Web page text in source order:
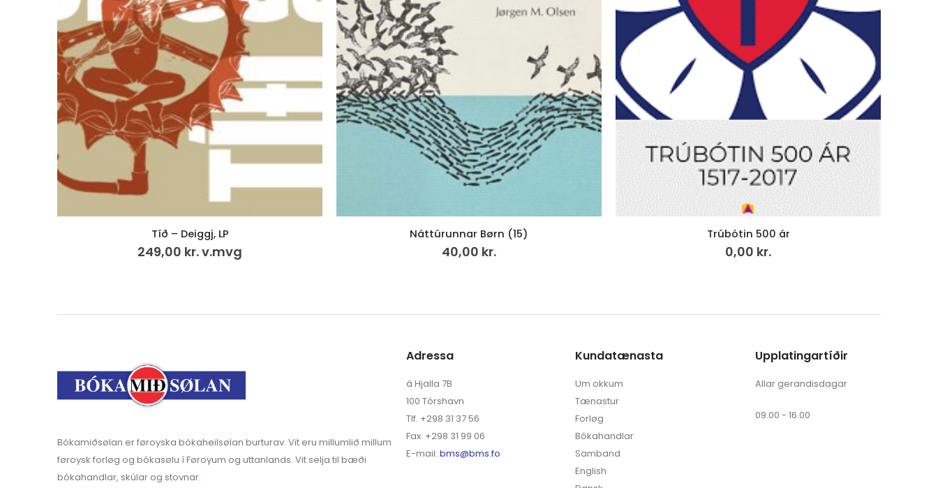
Tíð – Deiggj, LP
249,00 kr.v.mvg
Náttúrunnar Børn (15)
40,00 kr.
Trúbótin 500 ár
0,00 kr.
Bókamiðsølan er føroyska bókaheilsølan burturav. Vit eru millumlið millum
føroysk forløg og bókasølu í Føroyum og uttanlands. Vit selja til bæði
bókahandlar, skúlar og stovnar.
Adressa
á Hjalla 7B
100 Tórshavn
Tlf. +298 31 37 56
Fax. +298 31 99 06
E-mail: bms@bms.fo
Kundatænasta
Um okkum
Tænastur
Forløg
Bókahandlar
Samband
English
Upplatingartíðir
Allar gerandisdagar
09.00 - 16.00